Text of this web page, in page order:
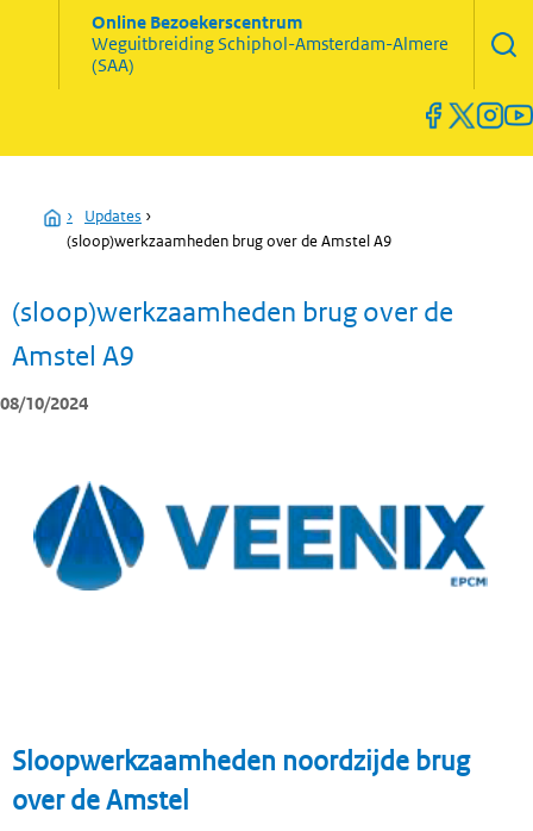
Online Bezoekerscentrum
WeguitbreidingSchiphol-Amsterdam-Almere
(SAA)
Home
› Updates ›
(sloop)werkzaamheden brug over de Amstel A9
(sloop)werkzaamheden brug over de
Amstel A9
08/10/2024
Sloopwerkzaamheden noordzijde brug
over de Amstel